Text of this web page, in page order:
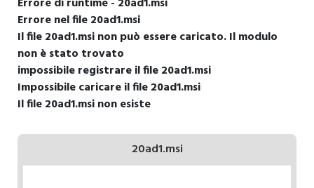
Errore nel file 20ad1.msi
Il file 20ad1.msi non può essere caricato. Il modulo
non è stato trovato
impossibile registrare il file 20ad1.msi
Impossibile caricare il file 20ad1.msi
Il file 20ad1.msi non esiste
20ad1.msi